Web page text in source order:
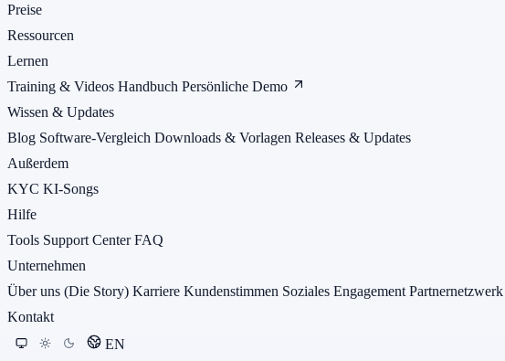
Preise
Ressourcen
Lernen
Training & Videos Handbuch Persönliche Demo
Wissen & Updates
Blog Software-Vergleich Downloads & Vorlagen Releases & Updates
Außerdem
KYC KI-Songs
Hilfe
Tools Support CenterFAQ
Unternehmen
Über uns (Die Story) Karriere Kundenstimmen Soziales Engagement Partnernetzwerk
Kontakt
EN